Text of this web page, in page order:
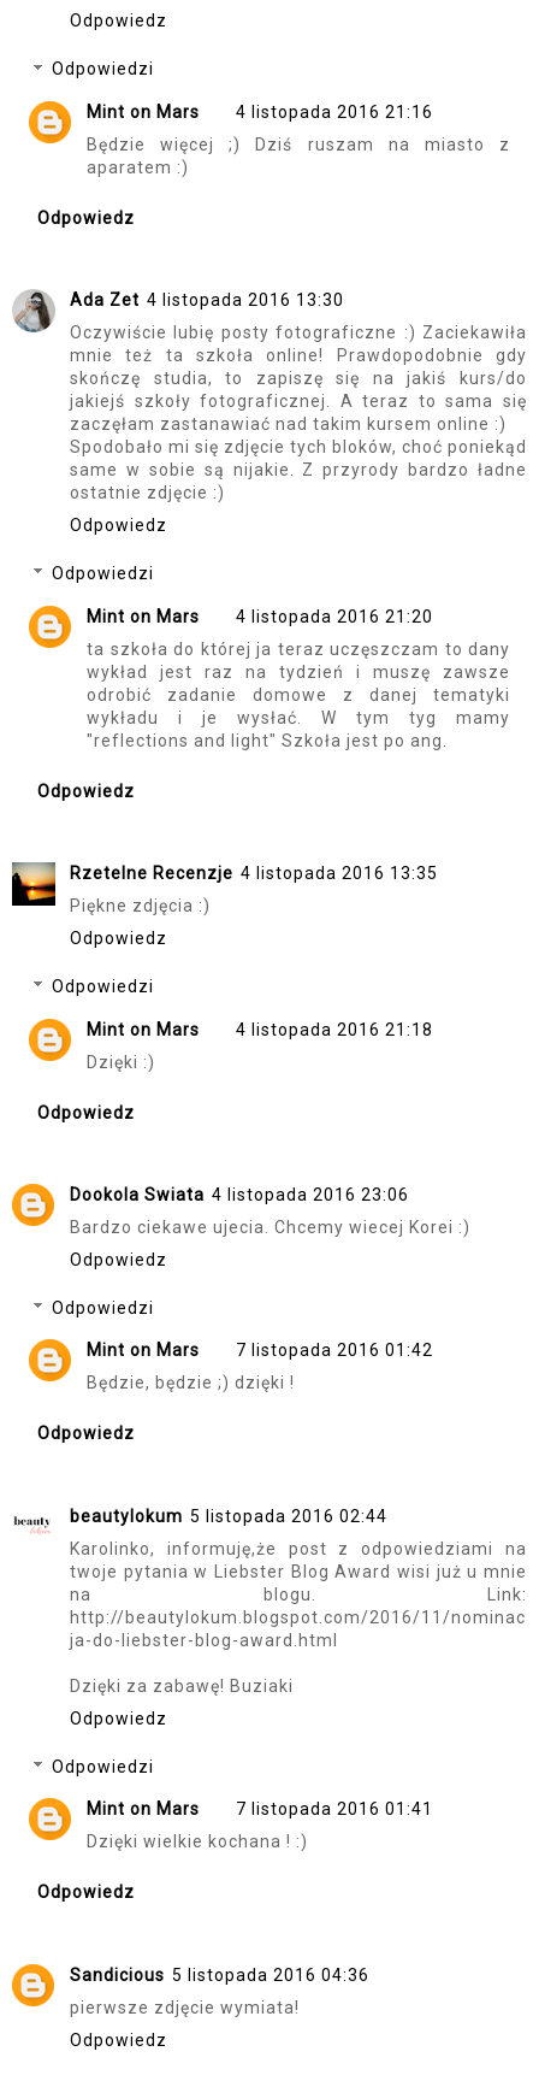
Odpowiedz
Odpowiedzi
Mint on Mars
4 listopada 2016 21:16
Będzie więcej ;) Dziś ruszam na miasto z
aparatem :)
Odpowiedz
Ada Zet 4 listopada 2016 13:30
Oczywiście lubię posty fotograficzne :) Zaciekawiła
mnie też ta szkoła online! Prawdopodobnie gdy
skończę studia, to zapiszę się na jakiś kurs/do
jakiejś szkoły fotograficznej. A teraz to sama się
zaczęłam zastanawiać nad takim kursem online :)
Spodobało mi się zdjęcie tych bloków, choć poniekąd
same w sobie są nijakie. Z przyrody bardzo ładne
ostatnie zdjęcie :)
Odpowiedz
Odpowiedzi
Mint on Mars
4 listopada 2016 21:20
ta szkoła do której ja teraz uczęszczam to dany
wykład jest raz na tydzień i muszę zawsze
odrobić zadanie domowe z danej tematyki
wykładu i je wysłać. W tym tyg mamy
"reflections and light" Szkoła jest po ang.
Odpowiedz
Rzetelne Recenzje 4 listopada 2016 13:35
Piękne zdjęcia :)
Odpowiedz
Odpowiedzi
Mint on Mars
4 listopada 2016 21:18
Dzięki :)
Odpowiedz
Dookola Swiata 4 listopada 2016 23:06
Bardzo ciekawe ujecia. Chcemy wiecej Korei :)
Odpowiedz
Odpowiedzi
Mint on Mars
7 listopada 2016 01:42
Będzie, będzie ;) dzięki !
Odpowiedz
beautylokum 5 listopada 2016 02:44
Karolinko, informuję,że post z odpowiedziami na
twoje pytania w Liebster Blog Award wisi już u mnie
na blogu. Link:
http://beautylokum.blogspot.com/2016/11/nominac
ja-do-liebster-blog-award.html
Dzięki za zabawę! Buziaki
Odpowiedz
Odpowiedzi
Mint on Mars
7 listopada 2016 01:41
Dzięki wielkie kochana ! :)
Odpowiedz
Sandicious 5 listopada 2016 04:36
pierwsze zdjęcie wymiata!
Odpowiedz